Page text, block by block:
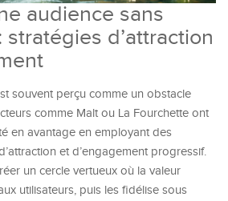
audience sans
d’attraction
souvent perçu comme un obstacle
comme Malt ou La Fourchette ont
en avantage en employant des
et d’engagement progressif.
un cercle vertueux où la valeur
utilisateurs, puis les fidélise sous